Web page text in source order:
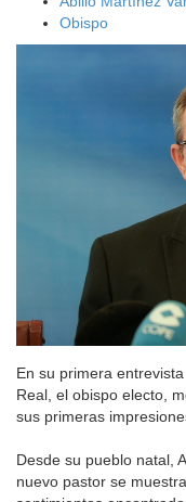
Obispo
En su primera
Real, el obispo electo,
sus primeras
Desde su pueblo natal,
nuevo pastor se